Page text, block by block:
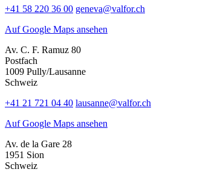
+41 58 220 36 00 geneva@valfor.ch
Auf Google Maps ansehen
Av. C. F. Ramuz 80
Postfach
1009 Pully/Lausanne
Schweiz
+41 21 721 04 40 lausanne@valfor.ch
Auf Google Maps ansehen
Av. de la Gare 28
1951 Sion
Schweiz